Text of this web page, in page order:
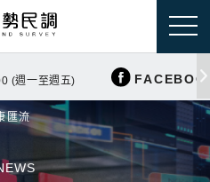
(週一至週五)
匯流